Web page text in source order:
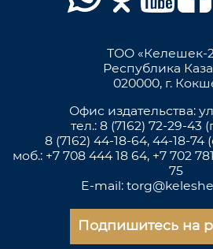
ТОО «Келешек-
Республика
020000, г.
Офис издательства:
тел.: 8 (7162) 72-29-43
8 (7162) 44-18-64, 44-18-74
моб.: +7 708 444 18 64, +7 702
75
E-mail:
Подпишитесь на